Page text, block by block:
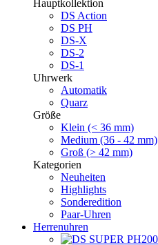
Hauptkollektion
DS Action
DS PH
DS-X
DS-2
DS-1
Uhrwerk
Automatik
Quarz
Größe
Klein (< 36 mm)
Medium (36 - 42 mm)
Groß (> 42 mm)
Kategorien
Neuheiten
Highlights
Sonderedition
Paar-Uhren
Herrenuhren